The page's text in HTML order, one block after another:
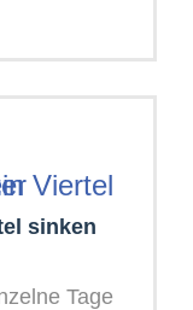
sinken
Tage